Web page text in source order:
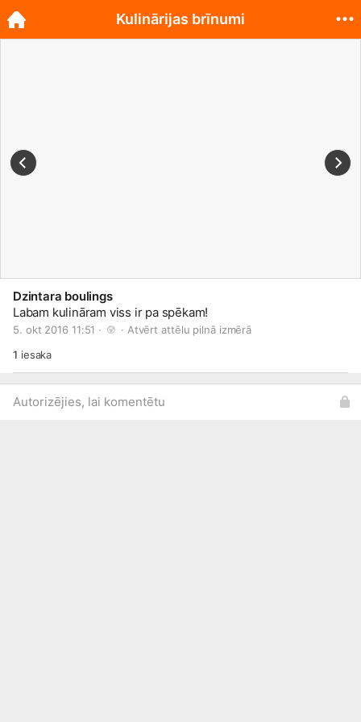
Dzintara boulings
Labam kulināram viss ir pa spēkam!
5. okt 2016 11:51 · · Atvērt attēlu pilnā izmērā
1 iesaka
Autorizējies, lai komentētu
Kulinārijas brīnumi